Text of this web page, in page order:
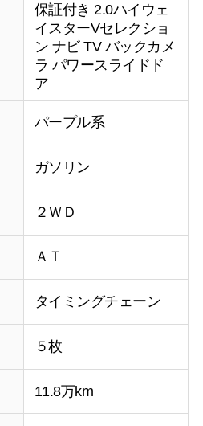
保証付き 2.0ハイウェ
イスターVセレクショ
ン ナビ TV バックカメ
ラ パワースライドド
ア
パープル系
ガソリン
２ＷＤ
ＡＴ
タイミングチェーン
５枚
11.8万km